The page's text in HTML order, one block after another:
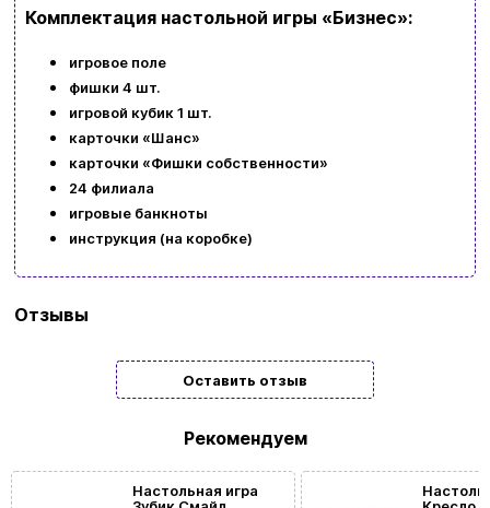
Комплектация настольной игры «Бизнес»:
игровое поле
фишки 4 шт.
игровой кубик 1 шт.
карточки «Шанс»
карточки «Фишки собственности»
24 филиала
игровые банкноты
инструкция (на коробке)
6 | 7 | 8 | 9 | 10 | 11 | 12+
Отзывы
Оставить отзыв
Рекомендуем
Настольная игра